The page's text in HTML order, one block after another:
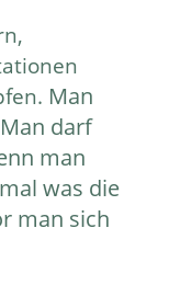
Man
darf
man
was die
man sich